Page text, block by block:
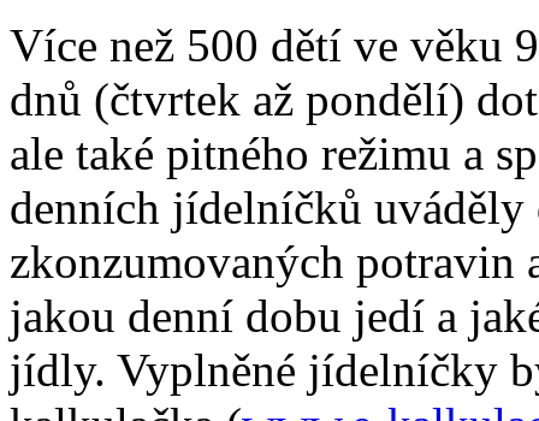
Více než 500 dětí ve věku
dnů (čtvrtek až pondělí)
ale také pitného režimu a
denních jídelníčků
zkonzumovaných potravin
jakou denní dobu jedí a
jídly. Vyplněné jídelníčky